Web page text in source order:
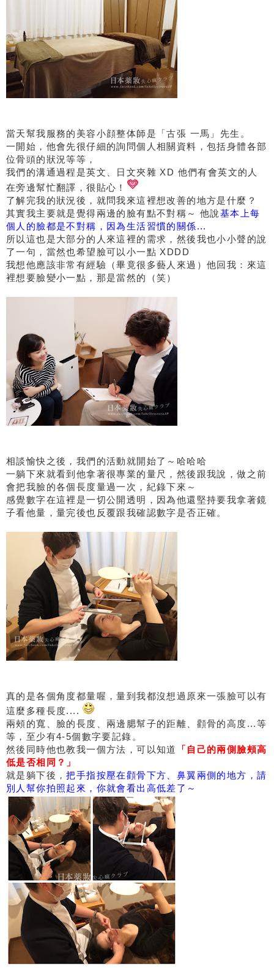
當天幫我服務的美容小顔整体師是「古張 一馬」先生。
一開始，他會先很仔細的詢問個人相關資料，包括身體各部
位骨頭的狀況等等，
我們的溝通過程是英文、日文夾雜 XD 他們有會英文的人
在旁邊幫忙翻譯，很貼心！
了解完我的狀況後，就問我來這裡想改善的地方是什麼？
其實我主要就是覺得兩邊的臉有點不對稱～ 他說基本上每
個人的臉都是不對稱，因為生活習慣的關係...
所以這也是大部分的人來這裡的需求，然後我也小小聲的說
了一句，當然也希望臉可以小一點 XDDD
我想他應該非常有經驗（畢竟很多藝人來過）他回我：來這
裡想要臉變小一點，那是當然的（笑）
相談愉快之後，我們的活動就開始了～哈哈哈
一躺下來就看到他拿著很專業的量尺，然後跟我說，做之前
會把我臉的各個長度量過一次，紀錄下來～
感覺數字在這裡是一切公開透明，因為他還堅持要我拿著鏡
子看他量，量完後也反覆跟我確認數字是否正確。
真的是各個角度都量喔，量到我都沒想過原來一張臉可以有
這麼多種長度....
兩頰的寬、臉的長度、兩邊腮幫子的距離、顴骨的高度...等
等，至少有4-5個數字要記錄。
然後同時他也教我一個方法，可以知道
「自己的兩側臉頰高
低是否相同？」
就是躺下後，把手指按壓在顴骨下方、鼻翼兩側的地方，請
別人幫你拍照起來，你就會看出高低差了～​​​​​​​